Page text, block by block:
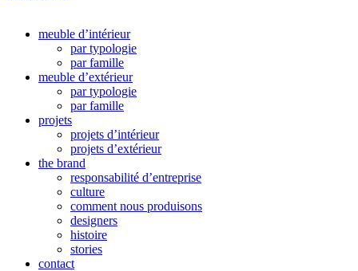
meuble d’intérieur
par typologie
par famille
meuble d’extérieur
par typologie
par famille
projets
projets d’intérieur
projets d’extérieur
the brand
responsabilité d’entreprise
culture
comment nous produisons
designers
histoire
stories
contact